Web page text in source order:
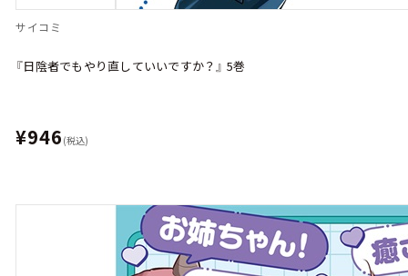
サイコミ
『日陰者でもやり直していいですか？』 5巻
¥946 (税込)